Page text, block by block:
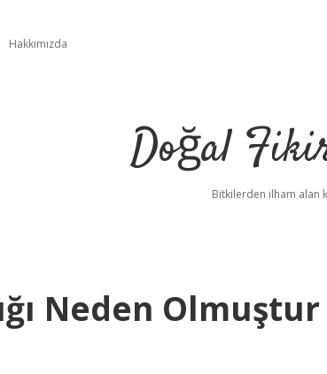
Hakkımızda
Doğal
Bitkilerden ilham alan
Neden Olmuştur